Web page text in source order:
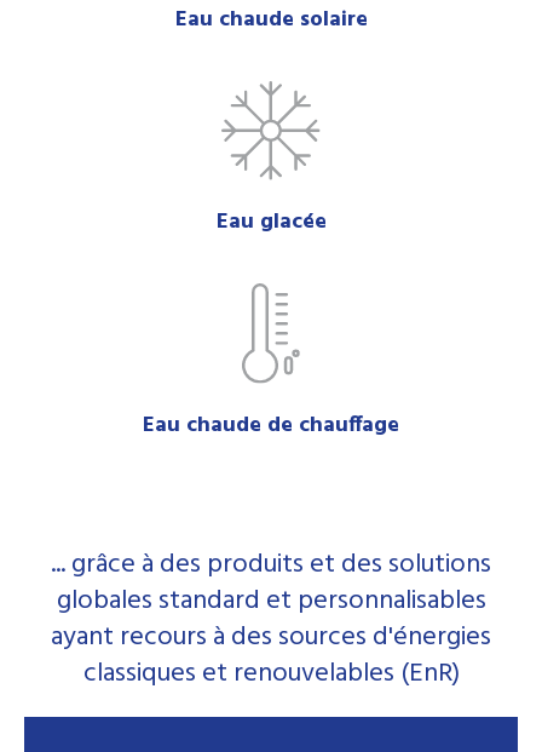
Eau chaude solaire
Eau glacée
Eau chaude de chauffage
... grâce à des produits et des solutions
globales standard et personnalisables
ayant recours à des sources d'énergies
classiques et renouvelables (EnR)